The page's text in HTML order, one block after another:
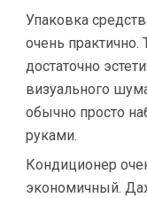
Упаковка
очень
достаточно
визуального
обычно просто
руками.
Кондиционер
экономичный.